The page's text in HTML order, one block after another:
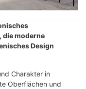
die moderne
Design
Charakter in
Oberflächen und